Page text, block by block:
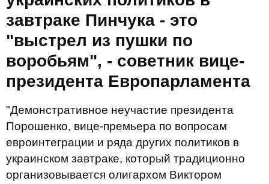
завтраке Пинчука - это
"выстрел из пушки по
воробьям", - советник вице-
президента Европарламента
"Демонстративное неучастие президента
Порошенко, вице-премьера по вопросам
евроинтеграции и ряда других политиков в
украинском завтраке, который традиционно
организовывается олигархом Виктором